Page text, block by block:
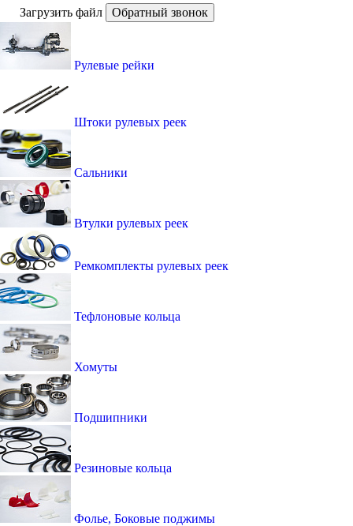
Загрузить файл
Обратный звонок
Рулевые рейки
Штоки рулевых реек
Сальники
Втулки рулевых реек
Ремкомплекты рулевых реек
Тефлоновые кольца
Хомуты
Подшипники
Резиновые кольца
Фолье, Боковые поджимы